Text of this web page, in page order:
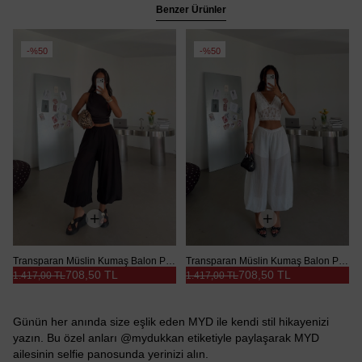
Benzer Ürünler
%50
Transparan Müslin Kumaş Balon Pantolon - Siyah
708,50 TL
1.417,00 TL
%50
Transparan Müslin Kumaş Balon Pantolon - Beyaz
708,50 TL
1.417,00 TL
Günün her anında size eşlik eden MYD ile kendi stil hikayenizi
yazın. Bu özel anları @mydukkan etiketiyle paylaşarak MYD
ailesinin selfie panosunda yerinizi alın.